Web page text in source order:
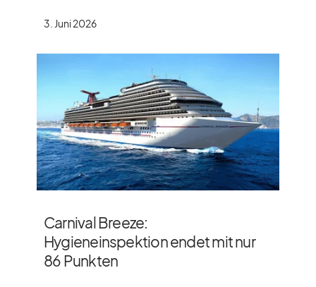
3. Juni 2026
Carnival Breeze:
Hygieneinspektion endet mit nur
86 Punkten